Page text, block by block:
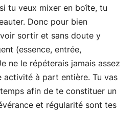
tu veux mixer en boîte, tu
Donc pour bien
sortir et sans doute y
(essence, entrée,
ne le répéterais jamais assez
activité à part entière. Tu vas
afin de te constituer un
et régularité sont tes